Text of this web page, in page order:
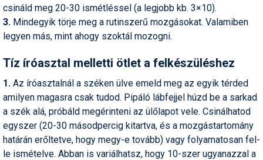
Humor
Hütte
Ingatlan
Interjúk
Játékok
Kerékpár
Korcsolya
csináld meg 20-30 ismétléssel (a legjobb kb. 3×10).
3. Mindegyik törje meg a rutinszerű mozgásokat. Valamiben
legyen más, mint ahogy szoktál mozogni.
Tíz íróasztal melletti ötlet a felkészüléshez
1. Az íróasztalnál a széken ülve emeld meg az egyik térded
amilyen magasra csak tudod. Pipáló lábfejjel húzd be a sarkad
a szék alá, próbáld megérinteni az ülőlapot vele. Csinálhatod
egyszer (20-30 másodpercig kitartva, és a mozgástartomány
határán erőltetve, hogy megy-e tovább) vagy folyamatosan fel-
le ismételve. Abban is variálhatsz, hogy 10-szer ugyanazzal a